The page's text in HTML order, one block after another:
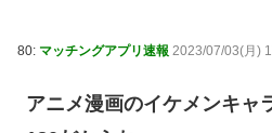
80: マッチングアプリ速報 2023/07/03(月)
アニメ漫画のイケメンキャ